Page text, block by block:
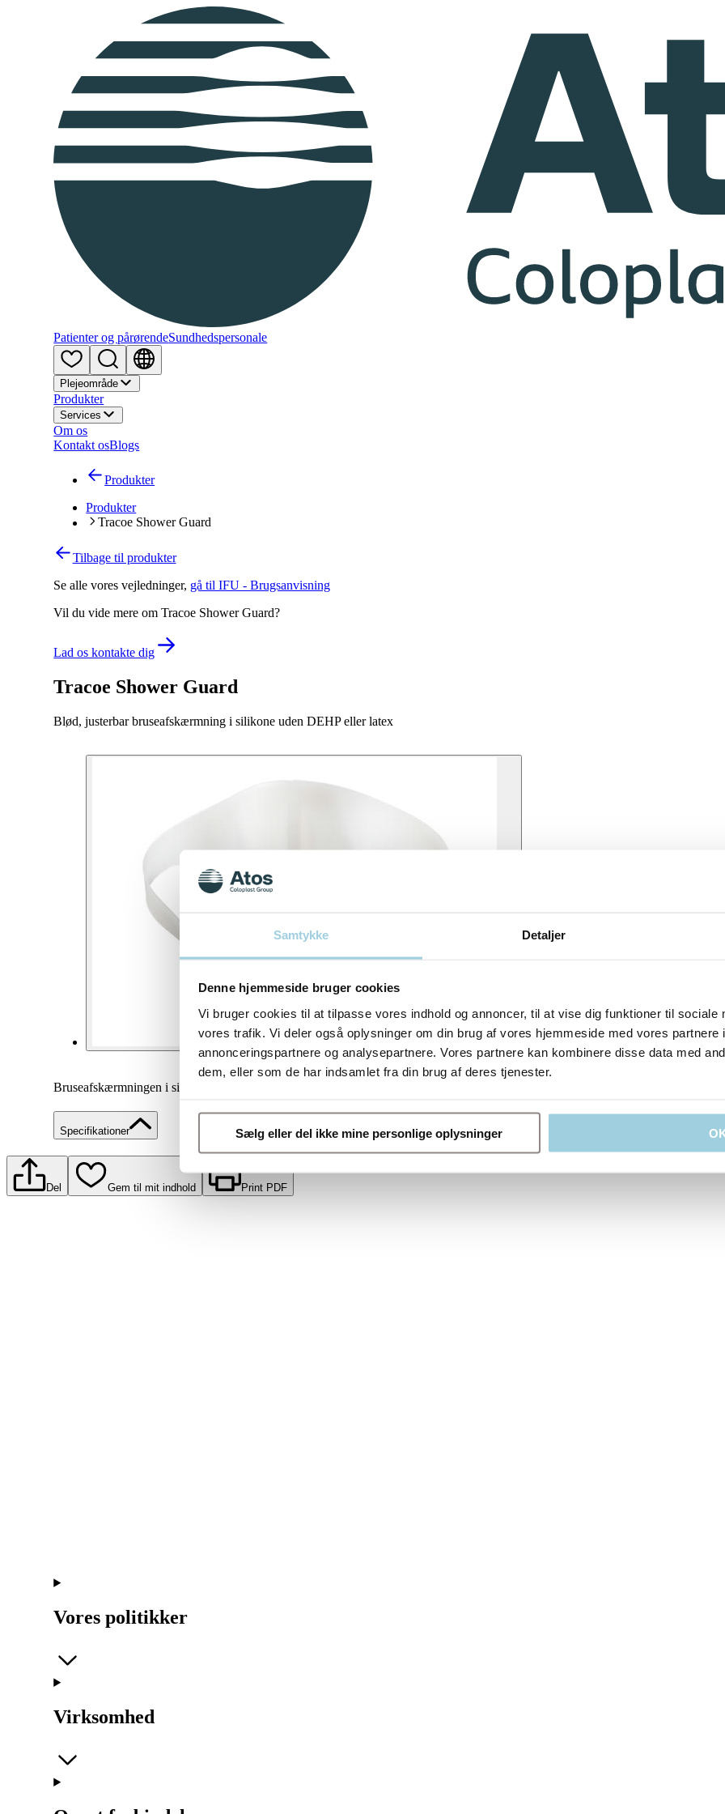
Samtykke Detaljer
Denne hjemmeside bruger cookies
Vi bruger cookies til at tilpasse vores indhold og annoncer, til at vise dig funktioner til sociale
vores trafik. Vi deler også oplysninger om din brug af vores hjemmeside med vores partnere
annonceringspartnere og analysepartnere. Vores partnere kan kombinere disse data med
dem, eller som de har indsamlet fra din brug af deres tjenester.
Sælg eller del ikke mine personlige oplysninger
Patienter og pårørendeSundhedspersonale
Plejeområde
Produkter
Services
Om os
Kontakt osBlogs
Produkter
Produkter
Tracoe Shower Guard
Tracoe Shower Guard
Blød, justerbar bruseafskærmning i silikone uden DEHP eller latex
Tilbage til produkter
Bruseafskærmningen i silikone indeholder ikke DEHP eller latex. Den er blød, justerbar og kan tilpasses forskellige
Specifikationer
Se alle vores vejledninger, gå til IFU - Brugsanvisning
Vil du vide mere om Tracoe Shower Guard?
Lad os kontakte dig
Del Gem til mit indhold Print PDF
Vores politikker
Virksomhed